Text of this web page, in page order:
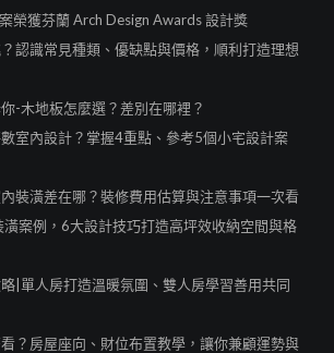
榮獲芬蘭 Arch Design Awards 設計獎
認識常見種類、優缺點與價格，順利打造理想
-木地板怎麼選？差別在哪裡？
室內設計？掌握4重點、參考5個小宅設計案
裝潢差在哪？裝修費用估算與注意事項一次看
案例，6大設計技巧打造高坪效收納空間與格
|單人房打造溫暖氛圍、雙人房學習善用共同
？房屋座向、財位布置教學，讓你兼顧運勢與